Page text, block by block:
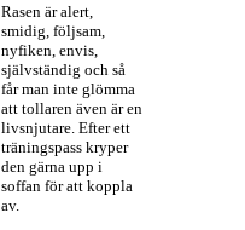
Rasen är alert,
smidig, följsam,
nyfiken, envis,
självständig och så
får man inte glömma
att tollaren även är en
livsnjutare. Efter ett
träningspass kryper
den gärna upp i
soffan för att koppla
av.